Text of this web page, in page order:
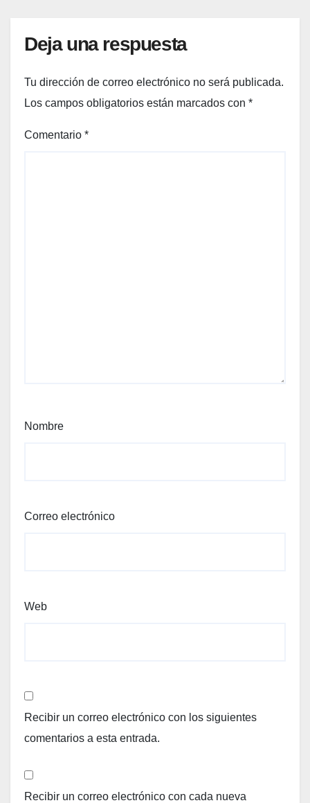
Deja una respuesta
Tu dirección de correo electrónico no será publicada.
Los campos obligatorios están marcados con *
Comentario *
Nombre
Correo electrónico
Web
Recibir un correo electrónico con los siguientes
comentarios a esta entrada.
Recibir un correo electrónico con cada nueva